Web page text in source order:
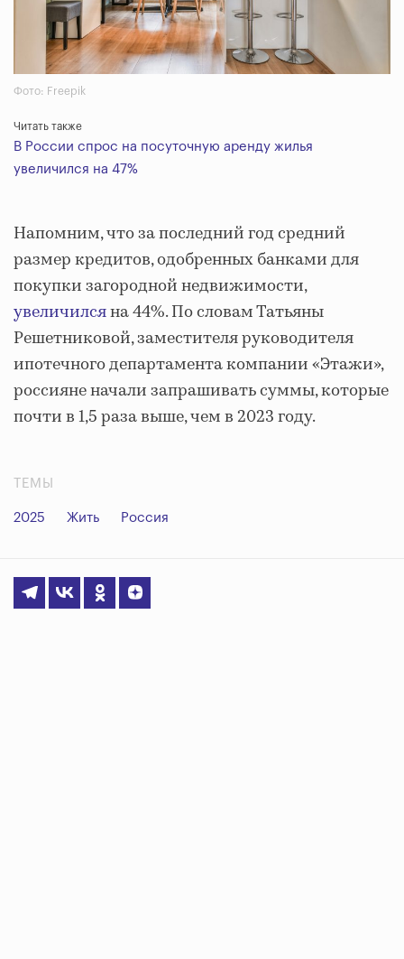
Фото: Freepik
Читать также
В России спрос на посуточную аренду жилья
увеличился на 47%
Напомним, что за последний год средний
размер кредитов, одобренных банками для
покупки загородной недвижимости,
увеличилсяна 44%. По словам Татьяны
Решетниковой, заместителя руководителя
ипотечного департамента компании «Этажи»,
россияне начали запрашивать суммы, которые
почти в 1,5 раза выше, чем в 2023 году.
ТЕМЫ
2025 Жить Россия